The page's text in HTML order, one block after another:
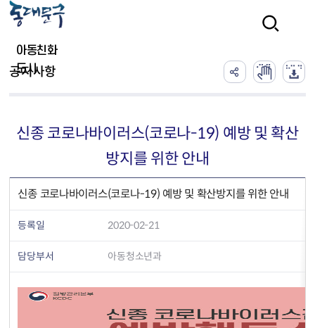
아동친화
도시
공지사항
신종 코로나바이러스(코로나-19) 예방 및 확산
방지를 위한 안내
신종 코로나바이러스(코로나-19) 예방 및 확산방지를 위한 안내
등록일 2020-02-21
담당부서 아동청소년과